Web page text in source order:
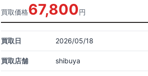
買取価格67,800円
買取日 2026/05/18
買取店舗 shibuya